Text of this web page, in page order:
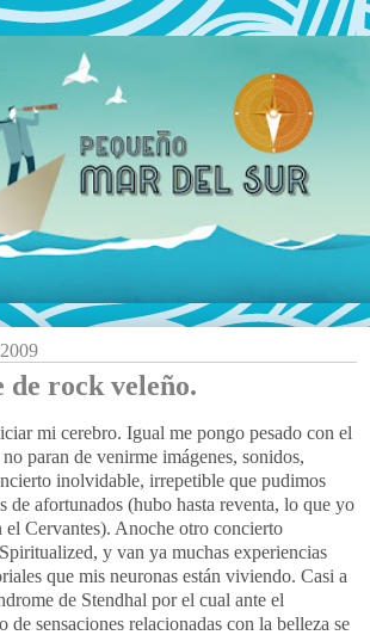
de rock veleño.
mi cerebro. Igual me pongo pesado con el
paran de venirme imágenes, sonidos,
inolvidable, irrepetible que pudimos
de afortunados (hubo hasta reventa, lo que yo
el Cervantes). Anoche otro concierto
Spiritualized, y van ya muchas experiencias
que mis neuronas están viviendo. Casi a
de Stendhal por el cual ante el
de sensaciones relacionadas con la belleza se